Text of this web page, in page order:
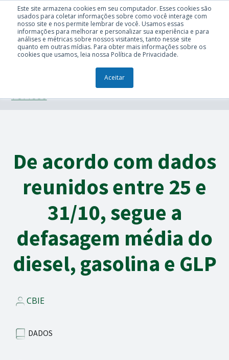
Este site armazena cookies em seu computador. Esses cookies são
usados para coletar informações sobre como você interage com
nosso site e nos permite lembrar de você. Usamos essas
informações para melhorar e personalizar sua experiência e para
análises e métricas sobre nossos visitantes, tanto nesse site
quanto em outras mídias. Para obter mais informações sobre os
cookies que usamos, leia nossa Política de Privacidade.
Aceitar
TÓPICOS
De acordo com dados
reunidos entre 25 e
31/10, segue a
defasagem média do
diesel, gasolina e GLP
CBIE
DADOS